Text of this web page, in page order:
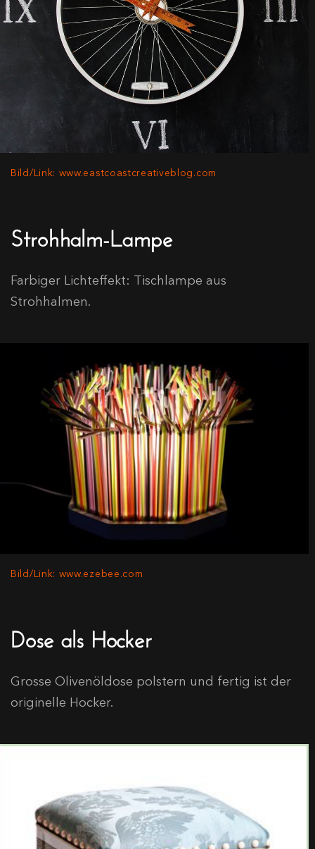
Bild/Link: www.eastcoastcreativeblog.com
Strohhalm-Lampe
Farbiger Lichteffekt: Tischlampe aus
Strohhalmen.
Bild/Link: www.ezebee.com
Dose als Hocker
Grosse Olivenöldose polstern und fertig ist der
originelle Hocker.